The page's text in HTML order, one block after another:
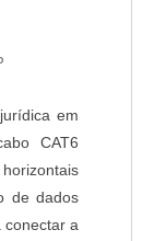
visando
do
essência
pelos
e
e
para os
em
CAT6
de dados
conectar a